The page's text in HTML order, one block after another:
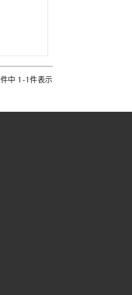
件中 1 -1件表示